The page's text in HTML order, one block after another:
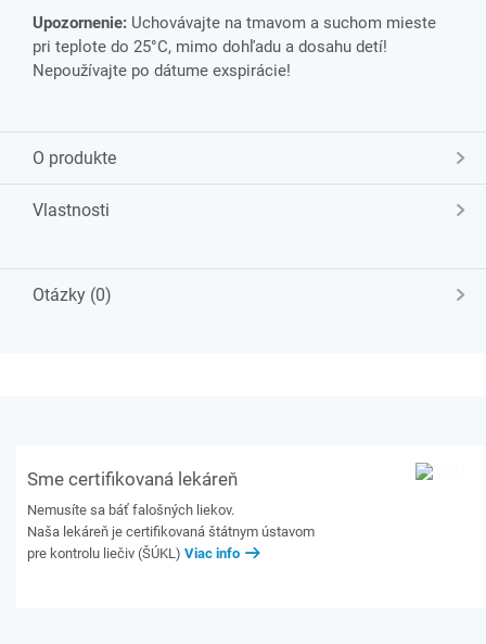
Upozornenie: Uchovávajte na tmavom a suchom mieste
pri teplote do 25°C, mimo dohľadu a dosahu detí!
Nepoužívajte po dátume exspirácie!
O produkte
Vlastnosti
Otázky (0)
Sme certifikovaná lekáreň
Nemusíte sa báť falošných liekov.
Naša lekáreň je certifikovaná štátnym ústavom
pre kontrolu liečiv (ŠÚKL) Viac info